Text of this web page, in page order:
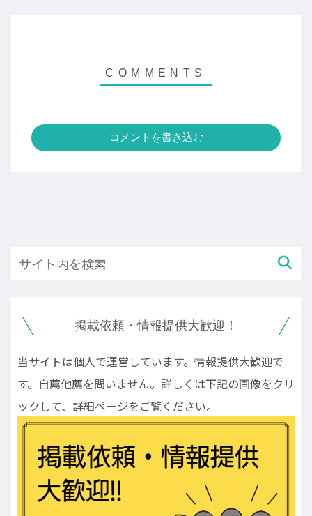
コメントを書き込む
掲載依頼・情報提供大歓迎！
当サイトは個人で運営しています。情報提供大歓迎で
す。自薦他薦を問いません。詳しくは下記の画像をクリ
ックして、詳細ページをご覧ください。